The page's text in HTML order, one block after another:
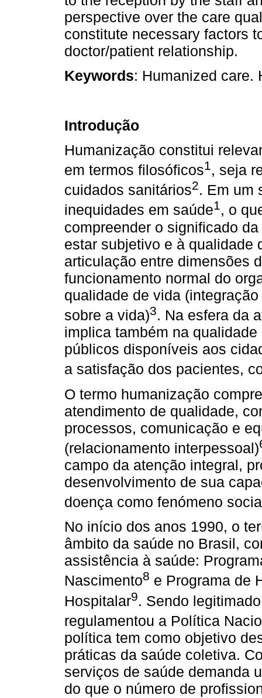
perspective over the care
constitute necessary factors
doctor/patient relationship.
Keywords: Humanized care.
Introdução
Humanização constitui
em termos filosóficos1, seja
cuidados sanitários2. Em um
inequidades em saúde1, o
compreender o significado
estar subjetivo e à qualidade
articulação entre dimensões
funcionamento normal do
qualidade de vida
sobre a vida)3. Na esfera da
implica também na
públicos disponíveis aos
a satisfação dos pacientes,
O termo humanização
atendimento de qualidade,
processos, comunicação e
(relacionamento interpessoal)
campo da atenção integral,
desenvolvimento de sua
doença como fenómeno
No início dos anos 1990, o
âmbito da saúde no Brasil,
assistência à saúde:
Nascimento8 e Programa de
Hospitalar9. Sendo
regulamentou a Política
política tem como objetivo
práticas da saúde coletiva.
serviços de saúde demanda
do que o número de